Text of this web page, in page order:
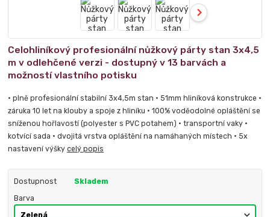
Celohliníkový profesionální nůžkový párty stan 3x4,5
m v odlehčené verzi - dostupný v 13 barvách a
možností vlastního potisku
• plně profesionální stabilní 3x4,5m stan • 51mm hliníková konstrukce •
záruka 10 let na klouby a spoje z hliníku • 100% voděodolné opláštění se
sníženou hořlavostí (polyester s PVC potahem) • transportní vaky •
kotvící sada • dvojitá vrstva opláštění na namáhaných místech • 5x
nastavení výškycelý popis
Dostupnost Skladem
Barva